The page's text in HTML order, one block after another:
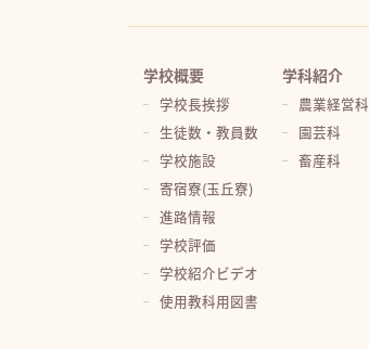
学校概要
学校長挨拶
生徒数・教員数
学校施設
寄宿寮(玉丘寮)
進路情報
学校評価
学校紹介ビデオ
使用教科用図書
学科紹介
農業経営科
園芸科
畜産科